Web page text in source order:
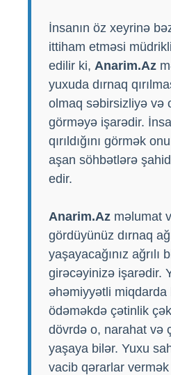
İnsanın öz xeyrinə
ittiham etməsi
edilir ki, Anarim.Az
yuxuda dırnaq
olmaq səbirsizliyə və
görməyə işarədir.
qırıldığını görmək
aşan söhbətlərə
edir.
Anarim.Az məlumat
gördüyünüz dırnaq
yaşayacağınız ağrılı
girəcəyinizə işarədir.
əhəmiyyətli miqdarda
ödəməkdə çətinlik
dövrdə o, narahat və
yaşaya bilər. Yuxu
vacib qərarlar